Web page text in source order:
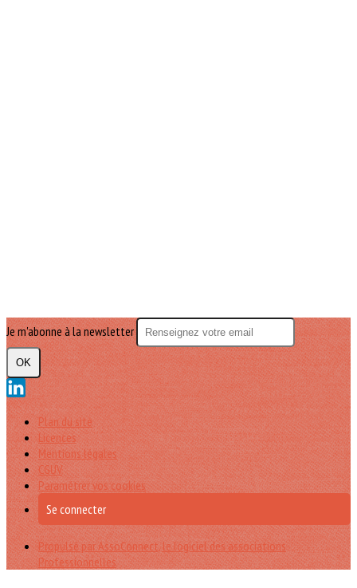
Je m'abonne à la newsletter
OK
Plan du site
Licences
Mentions légales
CGUV
Paramétrer vos cookies
Se connecter
Propulsé par AssoConnect, le logiciel des associations
Professionnelles